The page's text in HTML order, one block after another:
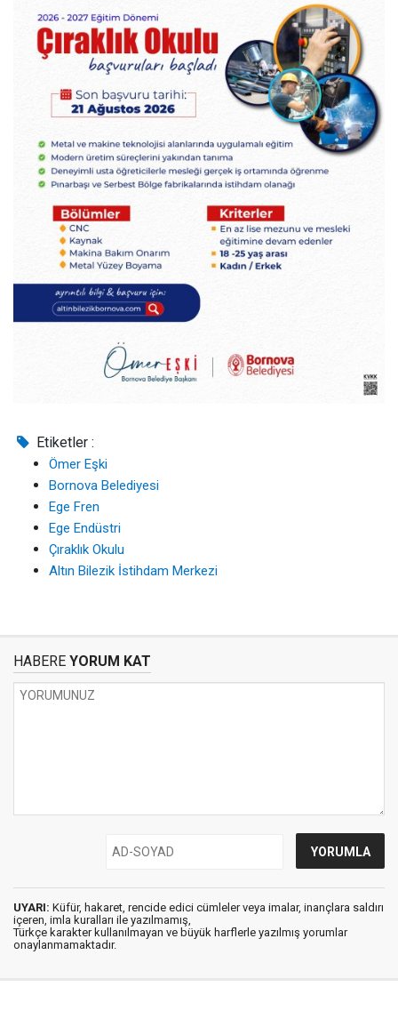
Etiketler :
Ömer Eşki
Bornova Belediyesi
Ege Fren
Ege Endüstri
Çıraklık Okulu
Altın Bilezik İstihdam Merkezi
HABERE YORUM KAT
UYARI: Küfür, hakaret, rencide edici cümleler veya imalar, inançlara saldırı
içeren, imla kuralları ile yazılmamış,
Türkçe karakter kullanılmayan ve büyük harflerle yazılmış yorumlar
onaylanmamaktadır.